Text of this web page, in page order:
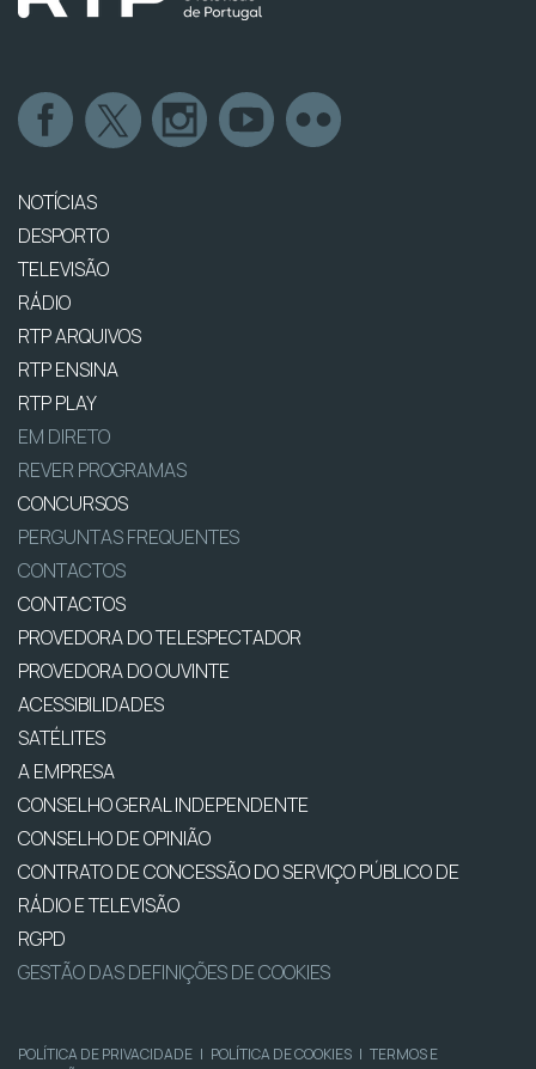
NOTÍCIAS
DESPORTO
TELEVISÃO
RÁDIO
RTP ARQUIVOS
RTP ENSINA
RTP PLAY
EM DIRETO
REVER PROGRAMAS
CONCURSOS
PERGUNTAS FREQUENTES
CONTACTOS
CONTACTOS
PROVEDORA DO TELESPECTADOR
PROVEDORA DO OUVINTE
ACESSIBILIDADES
SATÉLITES
A EMPRESA
CONSELHO GERAL INDEPENDENTE
CONSELHO DE OPINIÃO
CONTRATO DE CONCESSÃO DO SERVIÇO PÚBLICO DE
RÁDIO E TELEVISÃO
RGPD
GESTÃO DAS DEFINIÇÕES DE COOKIES
POLÍTICA DE PRIVACIDADE | POLÍTICA DE COOKIES | TERMOS E